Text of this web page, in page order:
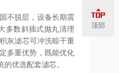
不脱层，设备长期震
多数斜插式抛丸清理
灰滤芯可冲洗晾干重
多重优势，既能优化
优选配套滤芯。
顶部